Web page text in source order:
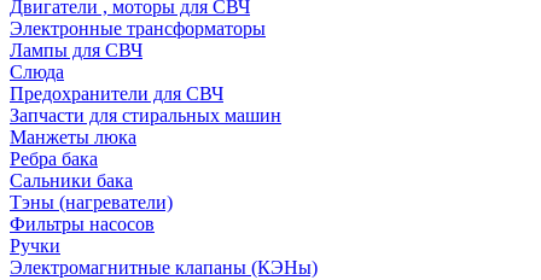
Двигатели , моторы для СВЧ
Электронные трансформаторы
Лампы для СВЧ
Слюда
Предохранители для СВЧ
Запчасти для стиральных машин
Манжеты люка
Ребра бака
Сальники бака
Тэны (нагреватели)
Фильтры насосов
Ручки
Электромагнитные клапаны (КЭНы)